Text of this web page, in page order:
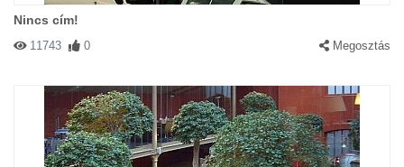
Nincs cím!
11743 0 Megosztás